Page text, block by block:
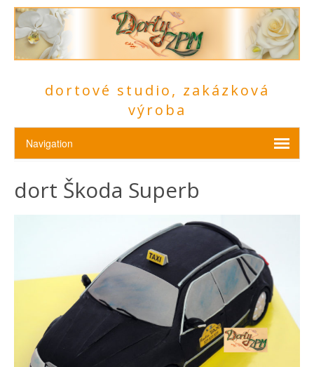
dortové studio, zakázková
výroba
dort Škoda Superb